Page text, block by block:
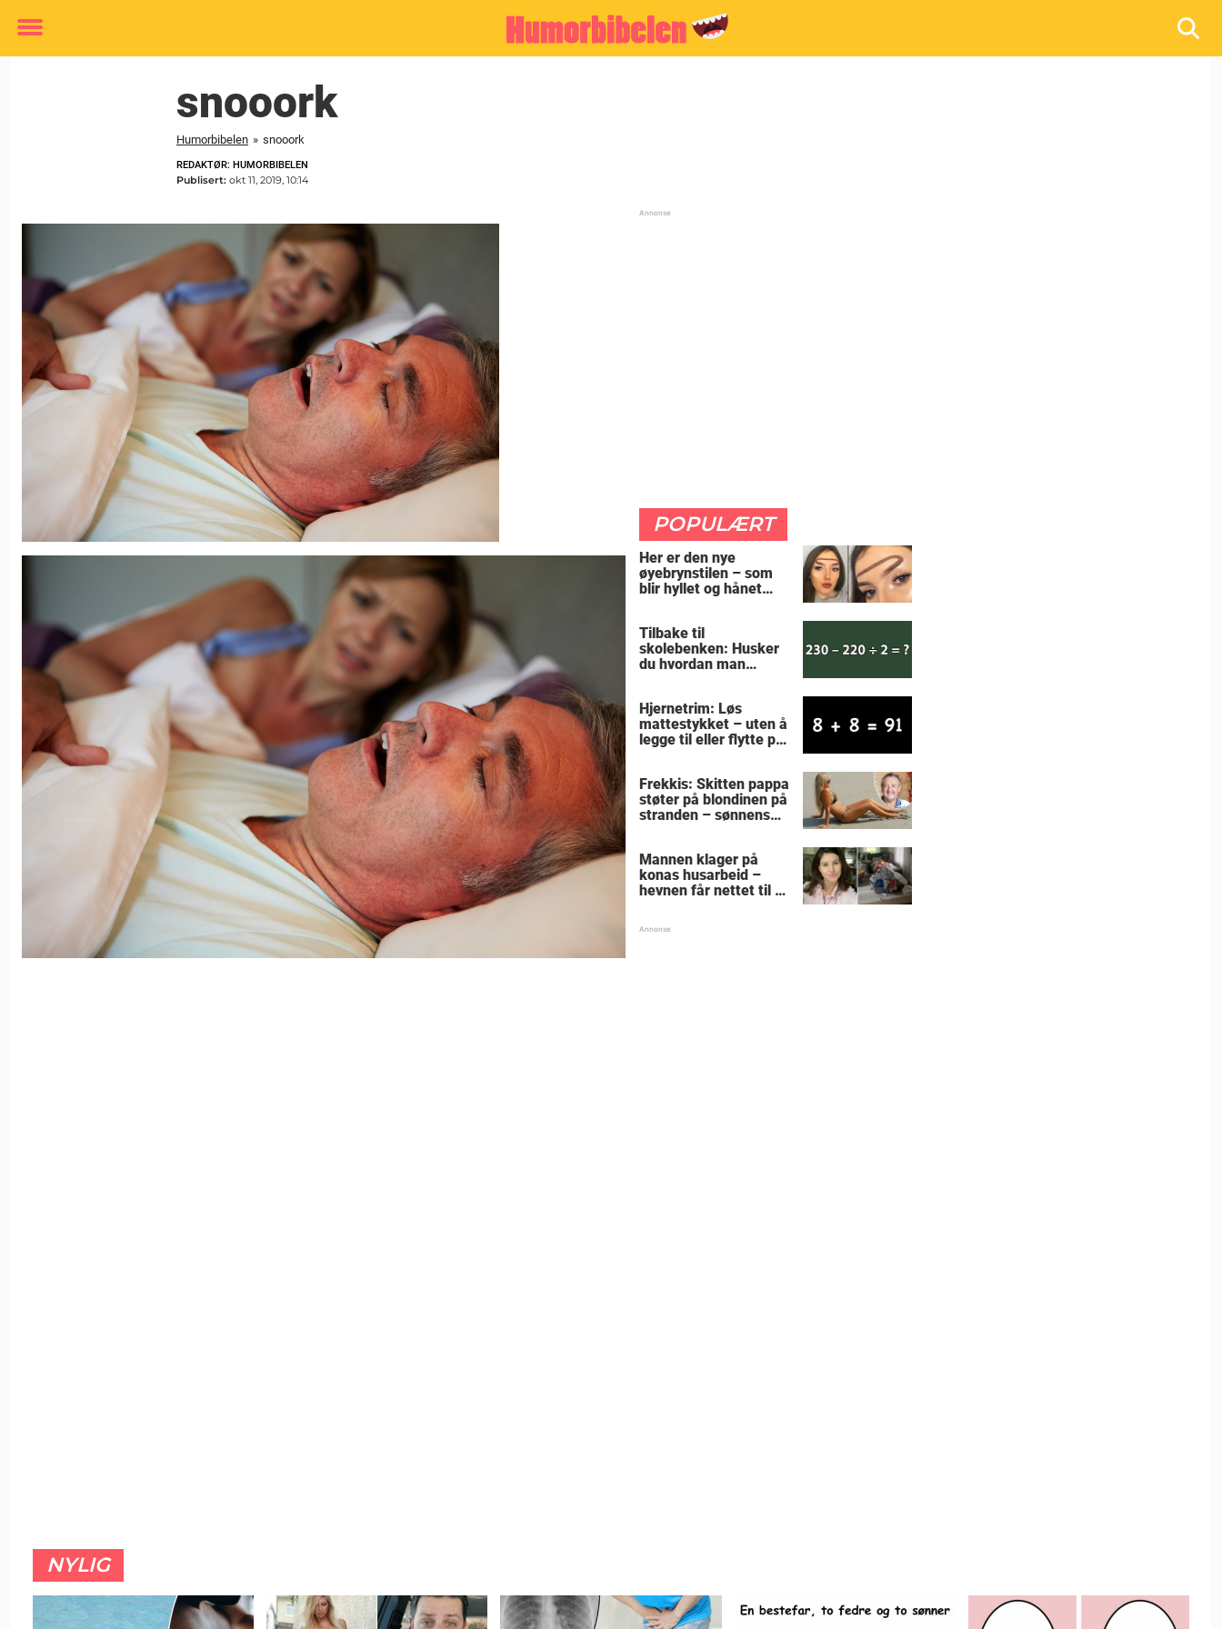
Toggle
snooork
Humorbibelen » snooork
REDAKTØR: HUMORBIBELEN
Publisert: okt 11, 2019, 10:14
POPULÆRT
Her er den nye
øyebrynstilen – som
blir hyllet og hånet
Tilbake til
skolebenken: Husker
du hvordan man
Hjernetrim: Løs
mattestykket – uten å
legge til eller flytte på
Frekkis: Skitten pappa
støter på blondinen på
stranden – sønnens
gråte
Mannen klager på
konas husarbeid –
hevnen får nettet til å
NYLIG